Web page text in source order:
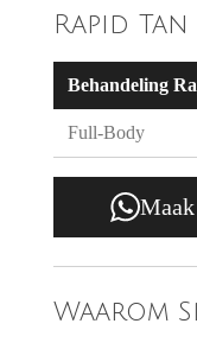
Rapid Tan
Behandeling
Full-Body
Waarom